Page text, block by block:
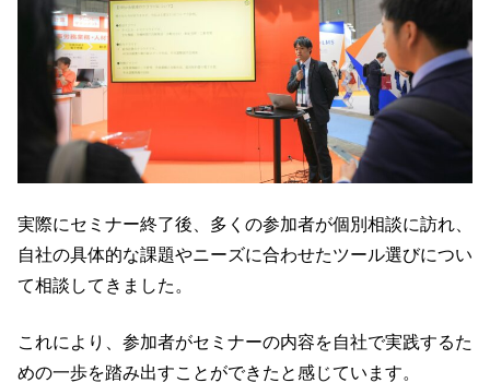
実際にセミナー終了後、多くの参加者が個別相談に訪れ、
自社の具体的な課題やニーズに合わせたツール選びについ
て相談してきました。
これにより、参加者がセミナーの内容を自社で実践するた
めの一歩を踏み出すことができたと感じています。